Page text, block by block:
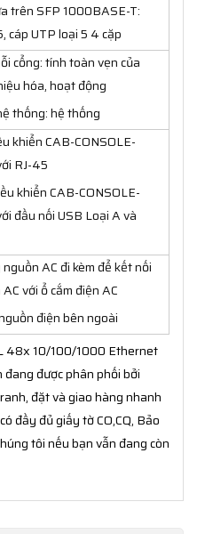
trên SFP 1000BASE-T:
cáp UTP loại 5 4 cặp
cổng: tính toàn vẹn của
hóa, hoạt động
thống: hệ thống
khiển CAB-CONSOLE-
RJ-45
khiển CAB-CONSOLE-
đầu nối USB Loại A và
AC đi kèm để kết nối
với ổ cắm điện AC
điện bên ngoài
48x 10/100/1000 Ethernet
được phân phối bởi
đặt và giao hàng nhanh
đầy đủ giấy tờ CO,CQ, Bảo
tôi nếu bạn vẫn đang còn